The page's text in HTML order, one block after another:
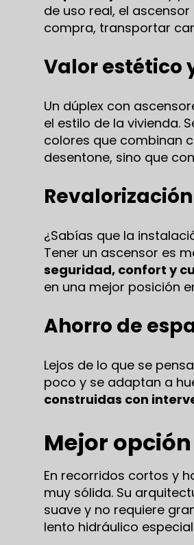
de uso real, el
compra, transportar
Valor estético
Un dúplex con
el estilo de la vivienda.
colores que combinan
desentone, sino que
¿Sabías que la
Tener un ascensor es
seguridad, confort y
en una mejor posición
Ahorro de
Lejos de lo que se
poco y se adaptan a
construidas con
Mejor
En recorridos cortos y
muy sólida. Su
suave y no requiere
lento hidráulico